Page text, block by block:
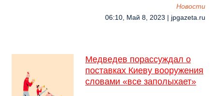
Новости
06:10, Май 8, 2023 | jpgazeta.ru
Медведев порассуждал о
поставках Киеву вооружения
словами «все заполыхает»